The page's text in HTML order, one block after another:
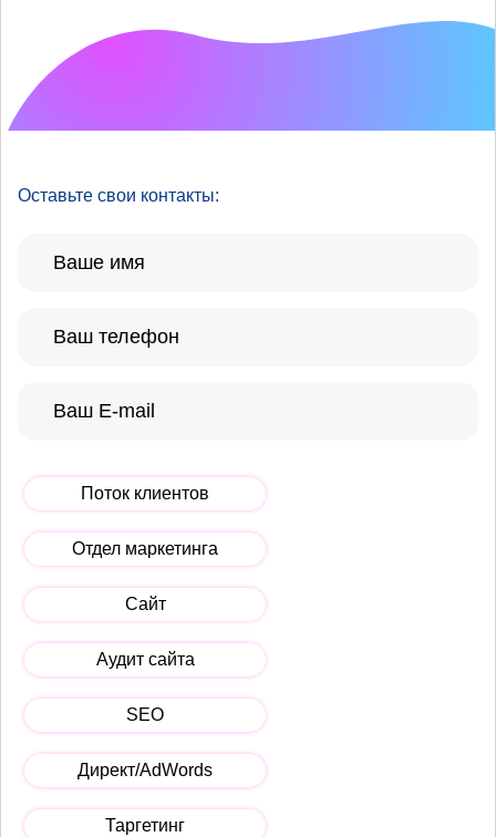
Оставьте свои контакты:
Поток клиентов
Отдел маркетинга
Сайт
Аудит сайта
SEO
Директ/AdWords
Таргетинг